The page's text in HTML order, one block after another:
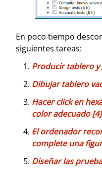
En poco tiempo
siguientes tareas:
Producir tablero y
Dibujar tablero
Hacer click en
color adecuado [4]
El ordenador
complete una
Diseñar las